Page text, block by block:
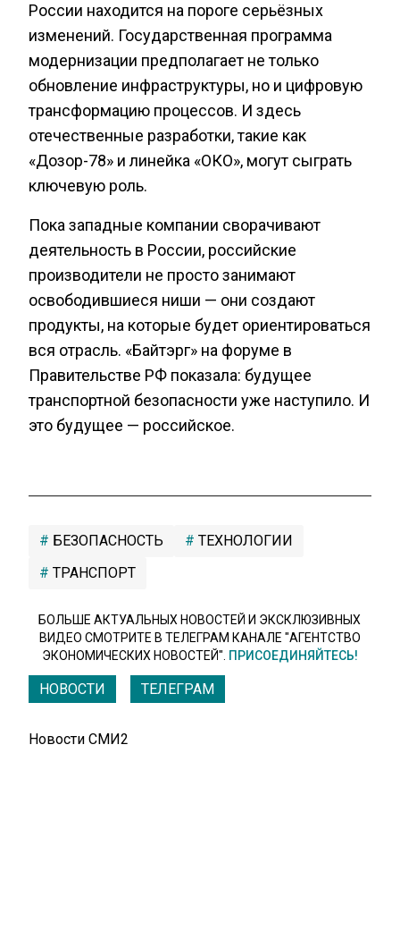
России находится на пороге серьёзных
изменений. Государственная программа
модернизации предполагает не только
обновление инфраструктуры, но и цифровую
трансформацию процессов. И здесь
отечественные разработки, такие как
«Дозор-78» и линейка «ОКО», могут сыграть
ключевую роль.
Пока западные компании сворачивают
деятельность в России, российские
производители не просто занимают
освободившиеся ниши — они создают
продукты, на которые будет ориентироваться
вся отрасль. «Байтэрг» на форуме в
Правительстве РФ показала: будущее
транспортной безопасности уже наступило. И
это будущее — российское.
БЕЗОПАСНОСТЬ
ТЕХНОЛОГИИ
ТРАНСПОРТ
БОЛЬШЕ АКТУАЛЬНЫХ НОВОСТЕЙ И ЭКСКЛЮЗИВНЫХ
ВИДЕО СМОТРИТЕ В ТЕЛЕГРАМ КАНАЛЕ "АГЕНТСТВО
ЭКОНОМИЧЕСКИХ НОВОСТЕЙ". ПРИСОЕДИНЯЙТЕСЬ!
НОВОСТИ ТЕЛЕГРАМ
Новости СМИ2